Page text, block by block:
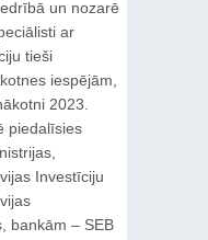
un nozarē
ar
tieši
iespējām,
2023.
piedalīsies
Investīciju
bankām – SEB